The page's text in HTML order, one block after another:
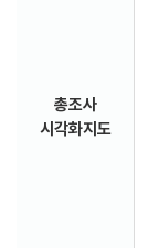
총조사
시각화지도